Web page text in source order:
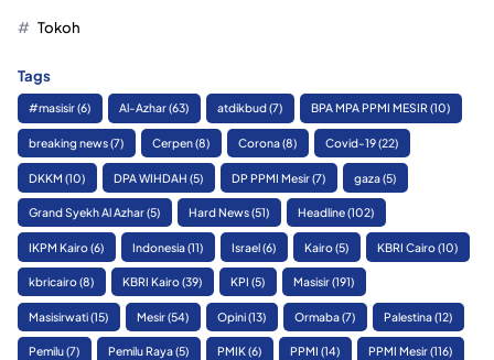
Tokoh
Tags
#masisir(6) Al-Azhar(63) atdikbud(7) BPA MPA PPMI MESIR(10)
breaking news(7) Cerpen(8) Corona(8) Covid-19(22)
DKKM (10) DPA WIHDAH (5) DP PPMI Mesir(7) gaza(5)
Grand Syekh Al Azhar(5) Hard News(51) Headline(102)
IKPM Kairo(6) Indonesia(11) Israel(6) Kairo(5) KBRI Cairo(10)
kbricairo(8) KBRI Kairo(39) KPI (5) Masisir(191)
Masisirwati(15) Mesir(54) Opini(13) Ormaba(7) Palestina(12)
Pemilu(7) Pemilu Raya(5) PMIK(6) PPMI (14) PPMI Mesir(116)